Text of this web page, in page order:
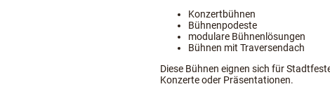
Konzertbühnen
Bühnenpodeste
modulare Bühnenlösungen
Bühnen mit Traversendach
Diese Bühnen eignen sich für
Konzerte oder Präsentationen.